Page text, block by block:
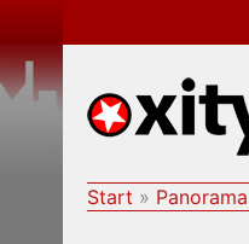
Start Panorama